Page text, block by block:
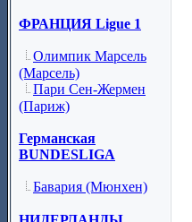
ФРАНЦИЯ Ligue 1
Олимпик Марсель
(Марсель)
Пари Сен-Жермен
(Париж)
Германская
BUNDESLIGA
Бавария (Мюнхен)